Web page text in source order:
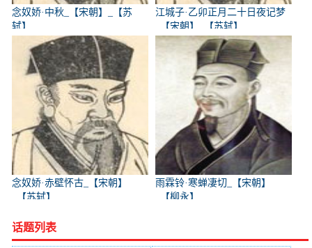
念奴娇·中秋_【宋朝】_【苏
轼】
江城子·乙卯正月二十日夜记梦
_【宋朝】_【苏轼】
念奴娇·赤壁怀古_【宋朝】
_【苏轼】
雨霖铃·寒蝉凄切_【宋朝】
_【柳永】
话题列表